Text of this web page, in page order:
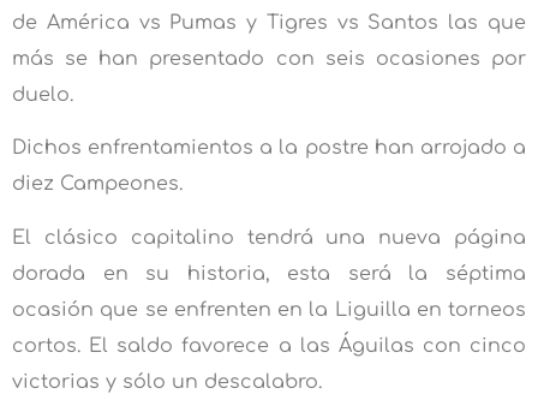
de América vs Pumas y Tigres vs Santos las que
más se han presentado con seis ocasiones por
duelo.
Dichos enfrentamientos a la postre han arrojado a
diez Campeones.
El clásico capitalino tendrá una nueva página
dorada en su historia, esta será la séptima
ocasión que se enfrenten en la Liguilla en torneos
cortos. El saldo favorece a las Águilas con cinco
victorias y sólo un descalabro.